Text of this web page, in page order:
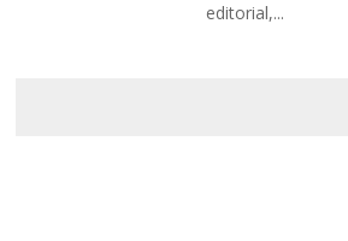
editorial,...